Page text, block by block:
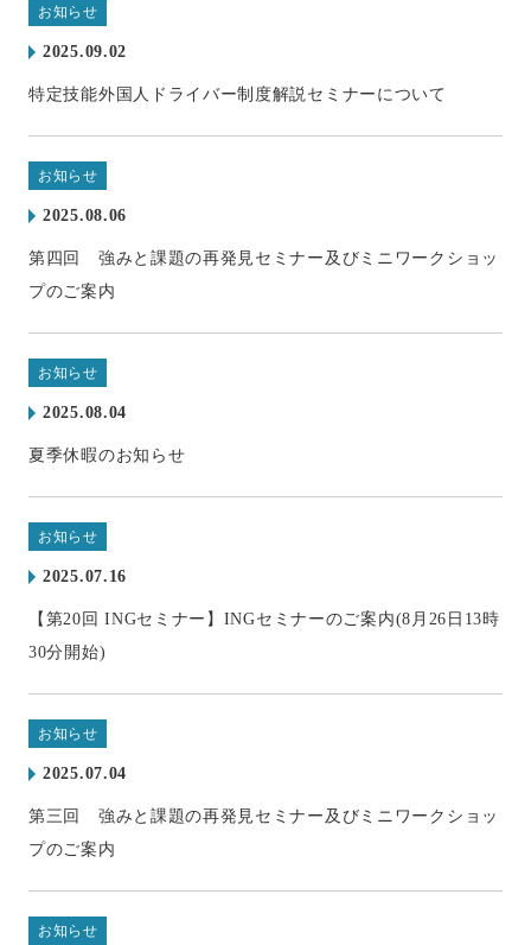
お知らせ
2025.09.02
特定技能外国人ドライバー制度解説セミナーについて
お知らせ
2025.08.06
第四回 強みと課題の再発見セミナー及びミニワークショッ
プのご案内
お知らせ
2025.08.04
夏季休暇のお知らせ
お知らせ
2025.07.16
【第20回 INGセミナー】INGセミナーのご案内(8月26日13時
30分開始)
お知らせ
2025.07.04
第三回 強みと課題の再発見セミナー及びミニワークショッ
プのご案内
お知らせ